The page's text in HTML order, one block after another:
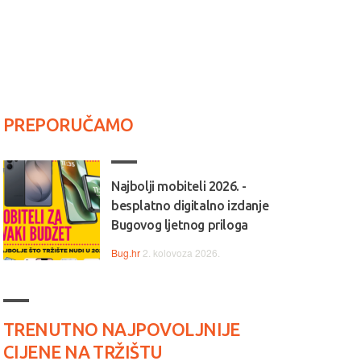
PREPORUČAMO
Najbolji mobiteli 2026. -
besplatno digitalno izdanje
Bugovog ljetnog priloga
Bug.hr 2. kolovoza 2026.
TRENUTNO NAJPOVOLJNIJE
CIJENE NA TRŽIŠTU